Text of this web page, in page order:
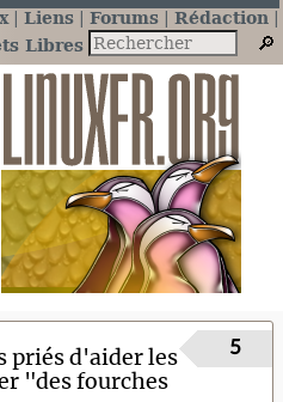
Liens Forums
Rédaction
Libres
priés d'aider les
"des fourches
5